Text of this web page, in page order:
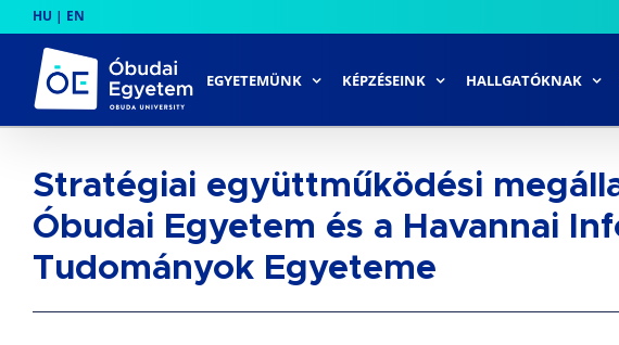
to
content
HU | EN
EGYETEMÜNK KÉPZÉSEINK HALLGATÓKNAK
Stratégiai együttműködési
Óbudai Egyetem és a Havannai
Tudományok Egyeteme